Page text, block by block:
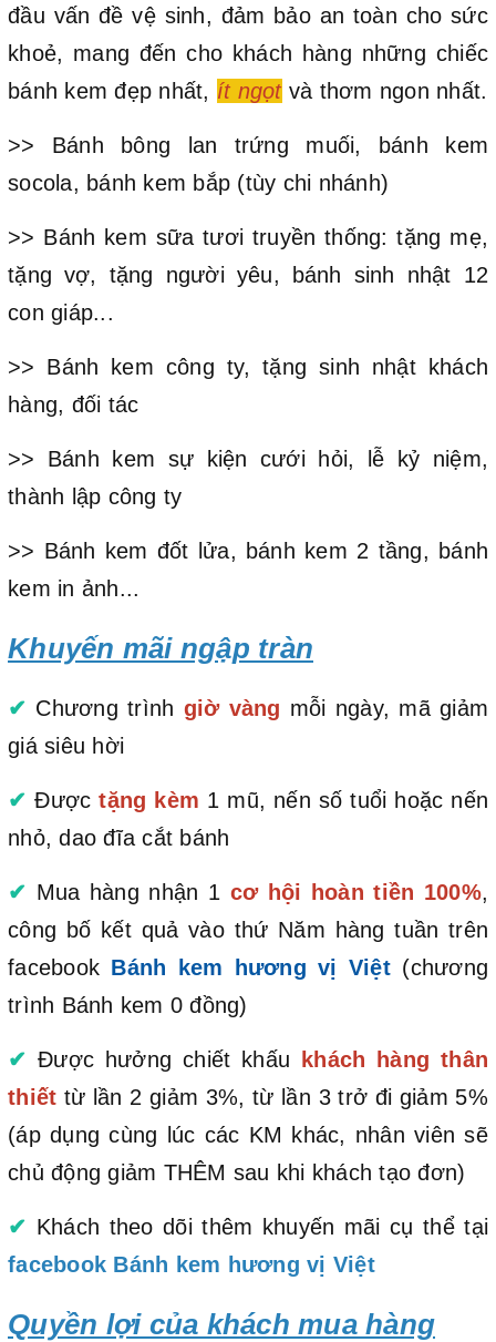
đầu vấn đề vệ sinh, đảm bảo an toàn cho sức
khoẻ, mang đến cho khách hàng những chiếc
bánh kem đẹp nhất, ít ngọt và thơm ngon nhất.
>> Bánh bông lan trứng muối, bánh kem
socola, bánh kem bắp (tùy chi nhánh)
>> Bánh kem sữa tươi truyền thống: tặng mẹ,
tặng vợ, tặng người yêu, bánh sinh nhật 12
con giáp...
>> Bánh kem công ty, tặng sinh nhật khách
hàng, đối tác
>> Bánh kem sự kiện cưới hỏi, lễ kỷ niệm,
thành lập công ty
>> Bánh kem đốt lửa, bánh kem 2 tầng, bánh
kem in ảnh...
Khuyến mãi ngập tràn
✔ Chương trình giờ vàng mỗi ngày, mã giảm
giá siêu hời
✔ Được tặng kèm 1 mũ, nến số tuổi hoặc nến
nhỏ, dao đĩa cắt bánh
✔ Mua hàng nhận 1 cơ hội hoàn tiền 100%,
công bố kết quả vào thứ Năm hàng tuần trên
facebook Bánh kem hương vị Việt(chương
trình Bánh kem 0 đồng)
✔ Được hưởng chiết khấu khách hàng thân
thiết từ lần 2 giảm 3%, từ lần 3 trở đi giảm 5%
(áp dụng cùng lúc các KM khác, nhân viên sẽ
chủ động giảm THÊM sau khi khách tạo đơn)
✔ Khách theo dõi thêm khuyến mãi cụ thể tại
facebook Bánh kem hương vị Việt
Quyền lợi của khách mua hàng